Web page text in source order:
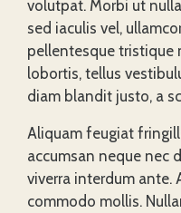
volutpat. Morbi ut
sed iaculis vel,
pellentesque tristique
lobortis, tellus
diam blandit justo, a
Aliquam feugiat
accumsan neque nec
viverra interdum ante.
commodo mollis.